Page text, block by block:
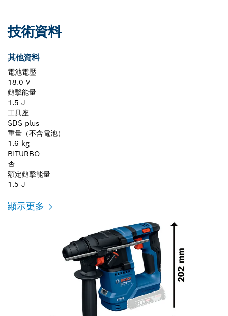
技術資料
其他資料
電池電壓
18.0 V
鎚擊能量
1.5 J
工具座
SDS plus
重量（不含電池）
1.6 kg
BITURBO
否
額定鎚擊能量
1.5 J
顯示更多